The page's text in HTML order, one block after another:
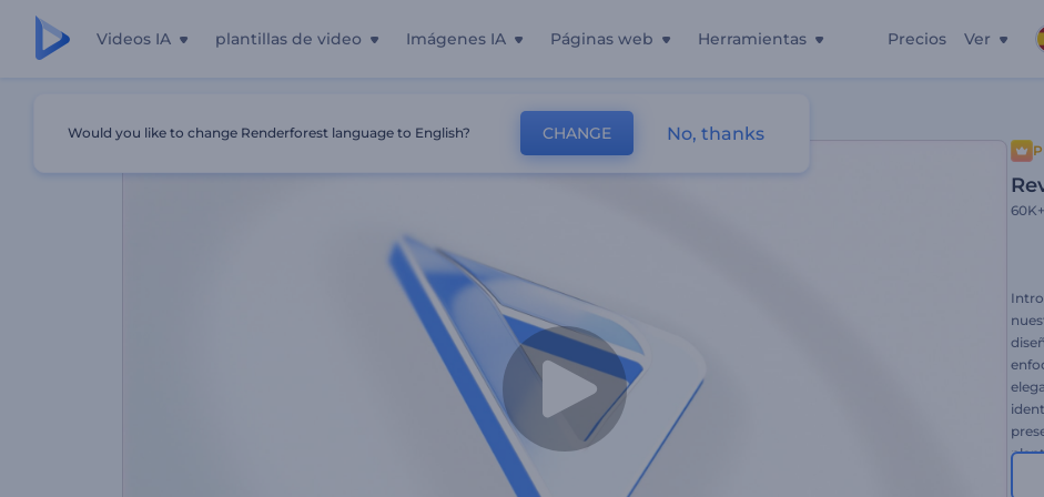
Videos IA plantillas de video Imágenes IA Páginas web Herramientas Precios Ver
60K+
Would you like to change Renderforest language to English? CHANGE No, thanks